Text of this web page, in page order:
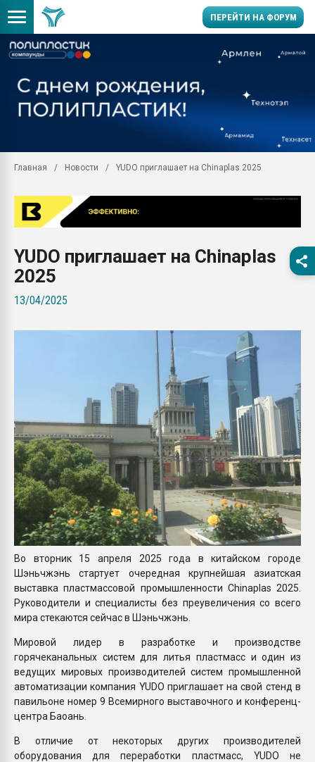
ПЕРЕЙТИ НА ФОРУМ
заводу пластмасс"
Помощь в подборе
Вакуум-формовочные
первый план в
пластмасс
бутылок
ПЕРЕЙТИ НА
Главная Новости YUDO приглашает на Chinaplas 2025
YUDO приглашает на Chinaplas
2025
13/04/2025
Во вторник 15 апреля 2025 года в китайском городе
Шэньчжэнь стартует очередная крупнейшая азиатская
выставка пластмассовой промышленности Chinaplas 2025.
Руководители и специалисты без преувеличения со всего
мира стекаются сейчас в Шэньчжэнь.
Мировой лидер в разработке и производстве
горячеканальных систем для литья пластмасс и один из
ведущих мировых производителей систем промышленной
автоматизации компания YUDO приглашает на свой стенд в
павильоне номер 9 Всемирного выставочного и конференц-
центра Баоань.
В отличие от некоторых других производителей
оборудования для переработки пластмасс, YUDO не